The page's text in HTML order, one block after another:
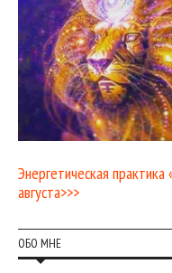
Энергетическая
августа>>>
ОБО МНЕ